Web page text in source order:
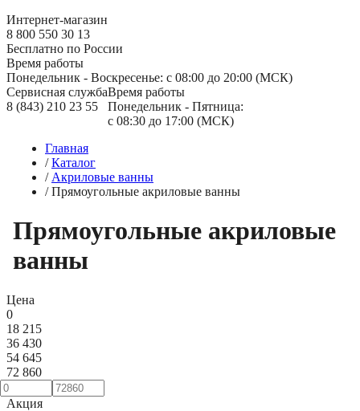
Интернет-магазин
8 800 550 30 13
Бесплатно по России
Время работы
Понедельник - Воскресенье: с 08:00 до 20:00 (МСК)
Сервисная служба
8 (843) 210 23 55
Время работы
Понедельник - Пятница:
с 08:30 до 17:00 (МСК)
Главная
/ Каталог
/ Акриловые ванны
/ Прямоугольные акриловые ванны
Прямоугольные акриловые
ванны
Цена
0
18 215
36 430
54 645
72 860
Акция